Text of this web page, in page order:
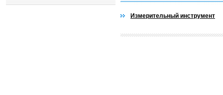
Измерительный инструмент